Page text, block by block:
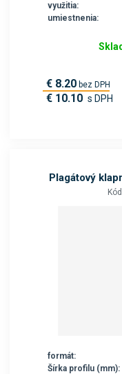
využitia:
umiestnenia:
€ 8.20 bez DPH
€ 10.10 s DPH
Plagátový
formát:
Šírka profilu (mm):